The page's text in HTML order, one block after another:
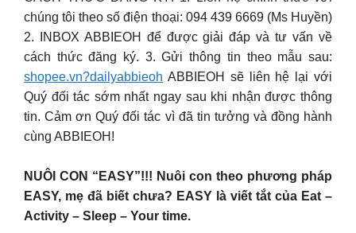
chúng tôi theo số điện thoại: 094 439 6669 (Ms Huyền)
2. INBOX ABBIEOH để được giải đáp và tư vấn về
cách thức đăng ký. 3. Gửi thông tin theo mẫu sau:
shopee.vn?dailyabbieoh ABBIEOH sẽ liên hệ lại với
Quý đối tác sớm nhất ngay sau khi nhận được thông
tin. Cảm ơn Quý đối tác vì đã tin tưởng và đồng hành
cùng ABBIEOH!
NUÔI CON “EASY”!!! Nuôi con theo phương pháp
EASY, mẹ đã biết chưa? EASY là viết tắt của Eat –
Activity – Sleep – Your time.